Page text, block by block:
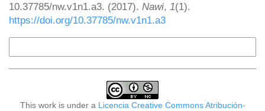
10.37785/nw.v1n1.a3. (2017). Nawi, 1(1).
https://doi.org/10.37785/nw.v1n1.a3
This work is under a Licencia Creative Commons Atribución-